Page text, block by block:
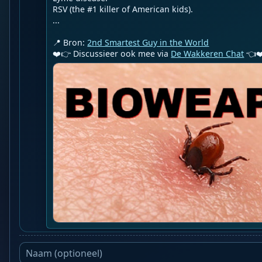
RSV (the #1 killer of American kids).
...
📍 Bron: 2nd Smartest Guy in the World
❤️👉 Discussieer ook mee via De Wakkeren Chat